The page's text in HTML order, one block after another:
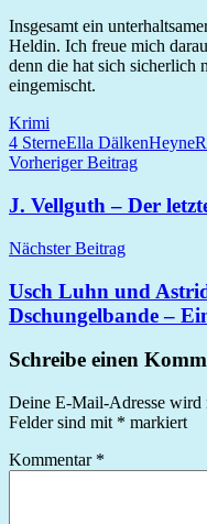
Insgesamt ein
Heldin. Ich freue mich
denn die hat sich sicherlich
eingemischt.
Krimi
4 SterneElla DälkenHeyne
Beitragsnavigation
Vorheriger Beitrag
J. Vellguth – Der
Nächster Beitrag
Usch Luhn und
Dschungelbande –
Schreibe einen
Deine E-Mail-Adresse wird
Felder sind mit * markiert
Kommentar *